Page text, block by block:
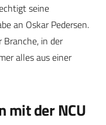
seine
an Oskar Pedersen.
in der
alles aus einer
mit der NCU